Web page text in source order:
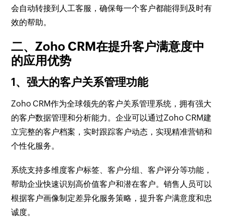
会自动转接到人工客服，确保每一个客户都能得到及时有
效的帮助。
二、Zoho CRM在提升客户满意度中
的应用优势
1、强大的客户关系管理功能
Zoho CRM作为全球领先的客户关系管理系统，拥有强大
的客户数据管理和分析能力。企业可以通过Zoho CRM建
立完整的客户档案，实时跟踪客户动态，实现精准营销和
个性化服务。
系统支持多维度客户标签、客户分组、客户评分等功能，
帮助企业快速识别高价值客户和潜在客户。销售人员可以
根据客户画像制定差异化服务策略，提升客户满意度和忠
诚度。